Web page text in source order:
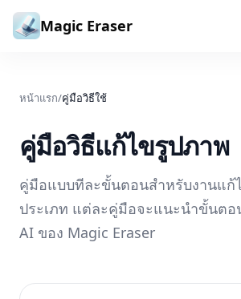
ข้ามไปยังเนื้อหา
Magic Eraser
หน้าแรก/คู่มือวิธีใช้
คู่มือวิธีแก้ไขรูปภาพ
คู่มือแบบทีละขั้นตอนสำหรับงานแก้
ประเภท แต่ละคู่มือจะแนะนำขั้นตอ
AI ของ Magic Eraser